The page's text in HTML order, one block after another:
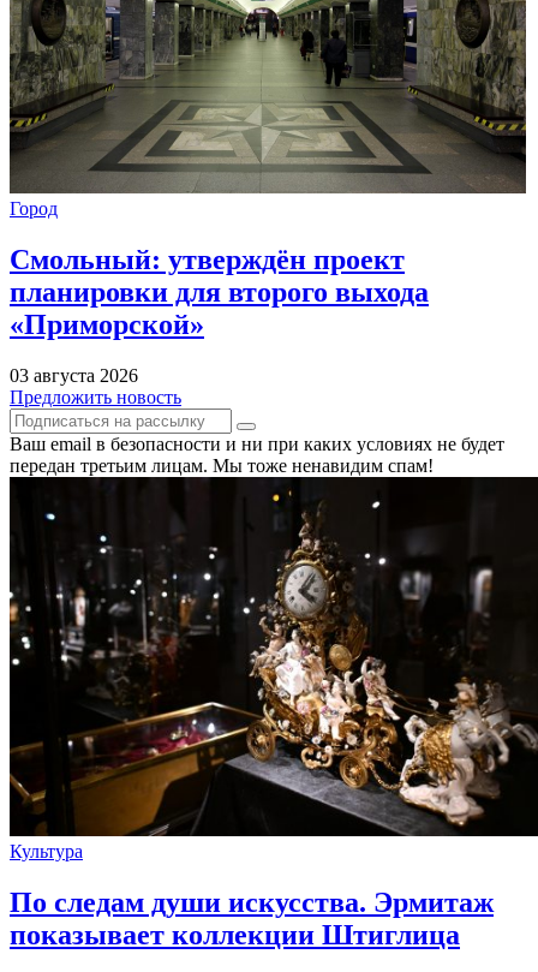
Город
Смольный: утверждён проект
планировки для второго выхода
«Приморской»
03 августа 2026
Предложить новость
Ваш email в безопасности и ни при каких условиях не будет
передан третьим лицам. Мы тоже ненавидим спам!
Культура
По следам души искусства. Эрмитаж
показывает коллекции Штиглица